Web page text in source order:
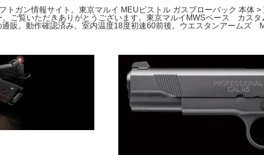
トガン情報サイト。東京マルイ MEUピストル ガスブローバック 本体
。ご覧いただきありがとうございます。東京マルイMWSベース カ
販。動作確認済み。室内温度18度初速60前後。ウエスタンアームズ